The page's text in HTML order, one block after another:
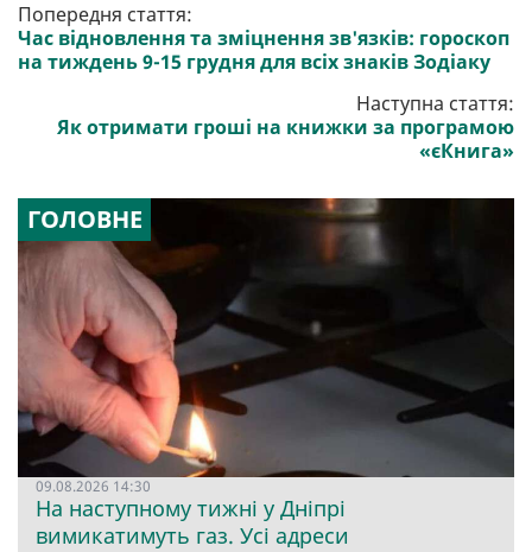
Попередня стаття:
Час відновлення та зміцнення зв'язків: гороскоп
на тиждень 9-15 грудня для всіх знаків Зодіаку
Наступна стаття:
Як отримати гроші на книжки за програмою
«єКнига»
ГОЛОВНЕ
09.08.2026 14:30
На наступному тижні у Дніпрі
вимикатимуть газ. Усі адреси